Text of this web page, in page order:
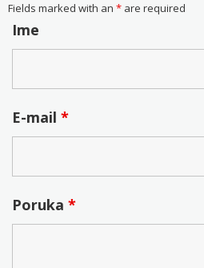
Fields marked with an *are required
Ime
E-mail *
Poruka *